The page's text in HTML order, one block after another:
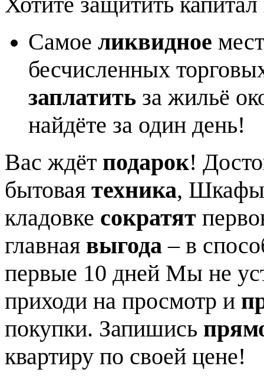
Самое ликвидное
бесчисленных
заплатить за жильё
найдёте за один день!
Вас ждёт подарок!
бытовая техника, Шкафы
кладовке сократят
главная выгода – в
первые 10 дней Мы не
приходи на просмотр и
покупки. Запишись
квартиру по своей цене!